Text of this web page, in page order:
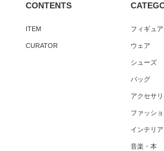
CONTENTS
ITEM
CURATOR
フィギュ
ウェア
シューズ
バッグ
アクセサ
ファッシ
インテリア
音楽・本